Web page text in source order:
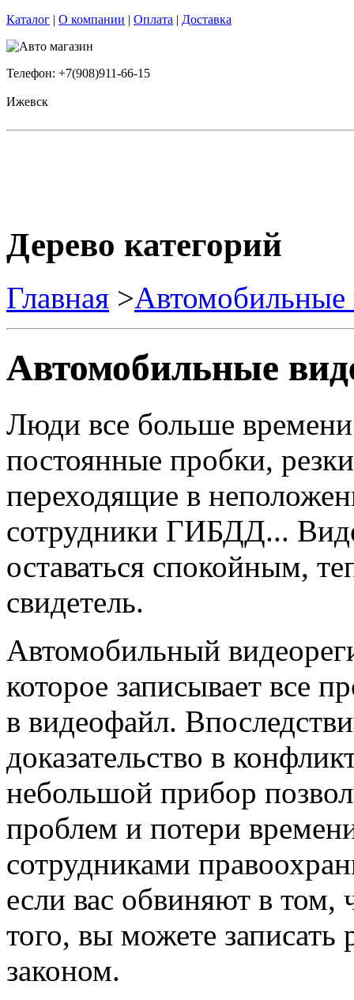
Каталог | О компании | Оплата | Доставка
Телефон: +7(908)911-66-15
Ижевск
Дерево категорий
Главная >Автомобильные
Автомобильные
Люди все больше
постоянные пробки,
переходящие в
сотрудники ГИБДД...
оставаться спокойным,
свидетель.
Автомобильный
которое записывает все
в видеофайл.
доказательство в
небольшой прибор
проблем и потери
сотрудниками
если вас обвиняют в том,
того, вы можете записать
законом.